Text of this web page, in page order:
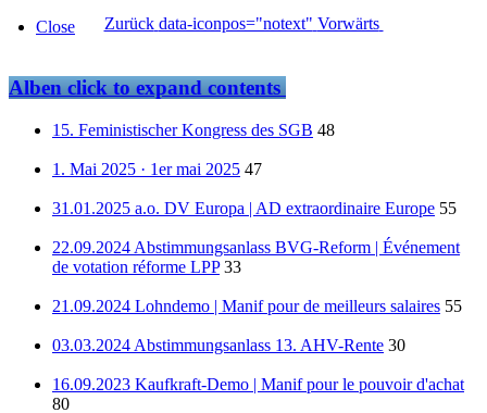
Zurück data-iconpos="notext" Vorwärts
Close
Albenclick to expand contents
15. Feministischer Kongress des SGB 48
1. Mai 2025 · 1er mai 2025 47
31.01.2025 a.o. DV Europa | AD extraordinaire Europe 55
22.09.2024 Abstimmungsanlass BVG-Reform | Événement
de votation réforme LPP 33
21.09.2024 Lohndemo | Manif pour de meilleurs salaires 55
03.03.2024 Abstimmungsanlass 13. AHV-Rente 30
16.09.2023 Kaufkraft-Demo | Manif pour le pouvoir d'achat
80